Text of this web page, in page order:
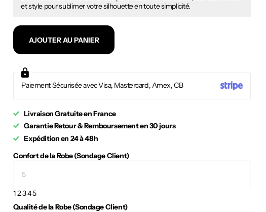
et style pour sublimer votre silhouette en toute simplicité.
AJOUTER AU PANIER
Paiement Sécurisée avec Visa, Mastercard, Amex, CB
Livraison Gratuite en France
Garantie Retour & Remboursement en 30 jours
Expédition en 24 à 48h
Confort de la Robe (Sondage Client)
12345
Qualité de la Robe (Sondage Client)